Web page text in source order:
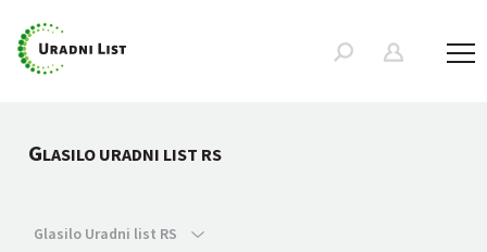
GLASILO URADNI LIST RS
Glasilo Uradni list RS